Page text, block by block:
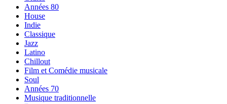
Années 80
House
Indie
Classique
Jazz
Latino
Chillout
Film et Comédie musicale
Soul
Années 70
Musique traditionnelle